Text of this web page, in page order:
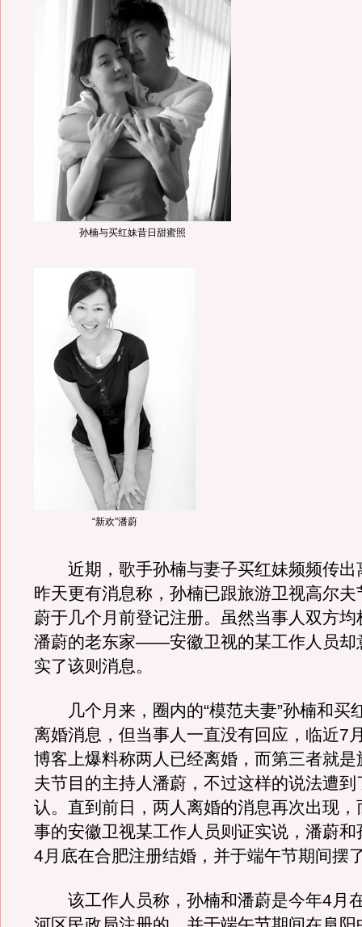
孙楠与买红妹昔日甜蜜照
“新欢”潘蔚
近期，歌手孙楠与妻子买红妹频频传出
昨天更有消息称，孙楠已跟旅游卫视高尔夫
蔚于几个月前登记注册。虽然当事人双方均
潘蔚的老东家——安徽卫视的某工作人员却
实了该则消息。
几个月来，圈内的“模范夫妻”孙楠和买
离婚消息，但当事人一直没有回应，临近7
博客上爆料称两人已经离婚，而第三者就是
夫节目的主持人潘蔚，不过这样的说法遭到
认。直到前日，两人离婚的消息再次出现，
事的安徽卫视某工作人员则证实说，潘蔚和
4月底在合肥注册结婚，并于端午节期间摆
该工作人员称，孙楠和潘蔚是今年4月